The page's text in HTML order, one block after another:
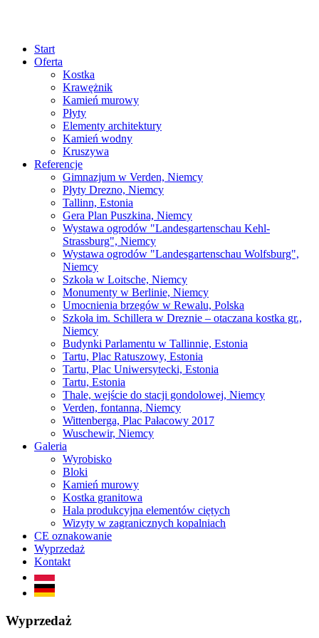
Start
Oferta
Kostka
Krawężnik
Kamień murowy
Płyty
Elementy architektury
Kamień wodny
Kruszywa
Referencje
Gimnazjum w Verden, Niemcy
Płyty Drezno, Niemcy
Tallinn, Estonia
Gera Plan Puszkina, Niemcy
Wystawa ogrodów "Landesgartenschau Kehl-
Strassburg", Niemcy
Wystawa ogrodów "Landesgartenschau Wolfsburg",
Niemcy
Szkoła w Loitsche, Niemcy
Monumenty w Berlinie, Niemcy
Umocnienia brzegów w Rewalu, Polska
Szkoła im. Schillera w Dreznie – otaczana kostka gr.,
Niemcy
Budynki Parlamentu w Tallinnie, Estonia
Tartu, Plac Ratuszowy, Estonia
Tartu, Plac Uniwersytecki, Estonia
Tartu, Estonia
Thale, wejście do stacji gondolowej, Niemcy
Verden, fontanna, Niemcy
Wittenberga, Plac Pałacowy 2017
Wuschewir, Niemcy
Galeria
Wyrobisko
Bloki
Kamień murowy
Kostka granitowa
Hala produkcyjna elementów ciętych
Wizyty w zagranicznych kopalniach
CE oznakowanie
Wyprzedaż
Kontakt
Wyprzedaż